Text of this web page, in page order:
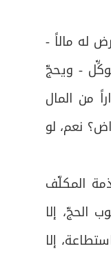
له مالاً -
- ويحجّ
من المال
نعم، لو
المكلّف
الحجّ، إلا
إلا
والمحصور